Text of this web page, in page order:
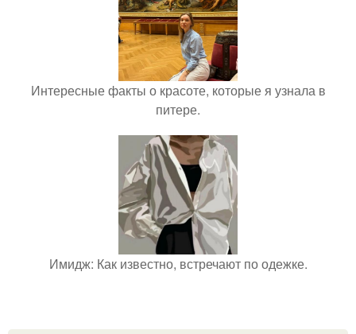
Интересные факты о красоте, которые я узнала в
питере.
Имидж: Как известно, встречают по одежке.